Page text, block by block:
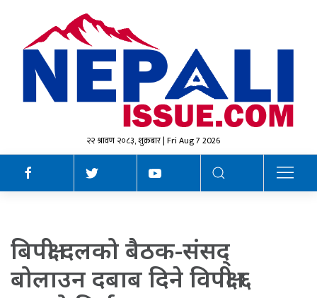
२२ श्रावण २०८३, शुक्रबार | Fri Aug 7 2026
बिपक्षी दलको बैठक-संसद्
बोलाउन दबाब दिने विपक्षी ६